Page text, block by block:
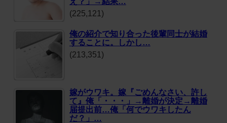
(225,121)
俺の紹介で知り合った後輩同士が結婚
することに。しかし…
(213,351)
嫁がウワキ。嫁『ごめんなさい、許し
て』俺「・・・」→離婚が決定→離婚
届提出前…俺「何でウワキしたん
だ？」…